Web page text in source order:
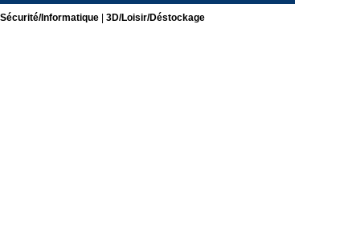
Sécurité/Informatique| 3D/Loisir/Déstockage